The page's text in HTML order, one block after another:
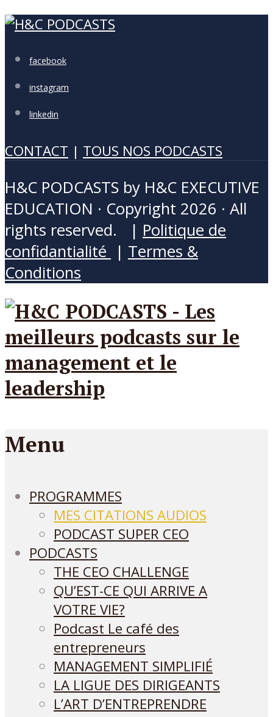
facebook
instagram
linkedin
CONTACT | TOUS NOS PODCASTS
H&C PODCASTS by H&C EXECUTIVE
EDUCATION · Copyright 2026 · All
rights reserved. | Politique de
confidantialité | Termes &
Conditions
Menu
PROGRAMMES
MES CITATIONS AUDIOS
PODCAST SUPER CEO
PODCASTS
THE CEO CHALLENGE
QU’EST-CE QUI ARRIVE A
VOTRE VIE?
Podcast Le café des
entrepreneurs
MANAGEMENT SIMPLIFIÉ
LA LIGUE DES DIRIGEANTS
L’ART D’ENTREPRENDRE